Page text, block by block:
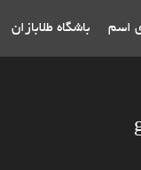
اسم باشگاه طلابازان